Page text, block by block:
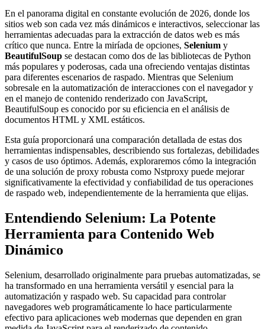
En el panorama digital en constante evolución de 2026, donde los
sitios web son cada vez más dinámicos e interactivos, seleccionar las
herramientas adecuadas para la extracción de datos web es más
crítico que nunca. Entre la miríada de opciones, Selenium y
BeautifulSoup se destacan como dos de las bibliotecas de Python
más populares y poderosas, cada una ofreciendo ventajas distintas
para diferentes escenarios de raspado. Mientras que Selenium
sobresale en la automatización de interacciones con el navegador y
en el manejo de contenido renderizado con JavaScript,
BeautifulSoup es conocido por su eficiencia en el análisis de
documentos HTML y XML estáticos.
Esta guía proporcionará una comparación detallada de estas dos
herramientas indispensables, describiendo sus fortalezas, debilidades
y casos de uso óptimos. Además, exploraremos cómo la integración
de una solución de proxy robusta como Nstproxy puede mejorar
significativamente la efectividad y confiabilidad de tus operaciones
de raspado web, independientemente de la herramienta que elijas.
Entendiendo Selenium: La Potente
Herramienta para Contenido Web
Dinámico
Selenium, desarrollado originalmente para pruebas automatizadas, se
ha transformado en una herramienta versátil y esencial para la
automatización y raspado web. Su capacidad para controlar
navegadores web programáticamente lo hace particularmente
efectivo para aplicaciones web modernas que dependen en gran